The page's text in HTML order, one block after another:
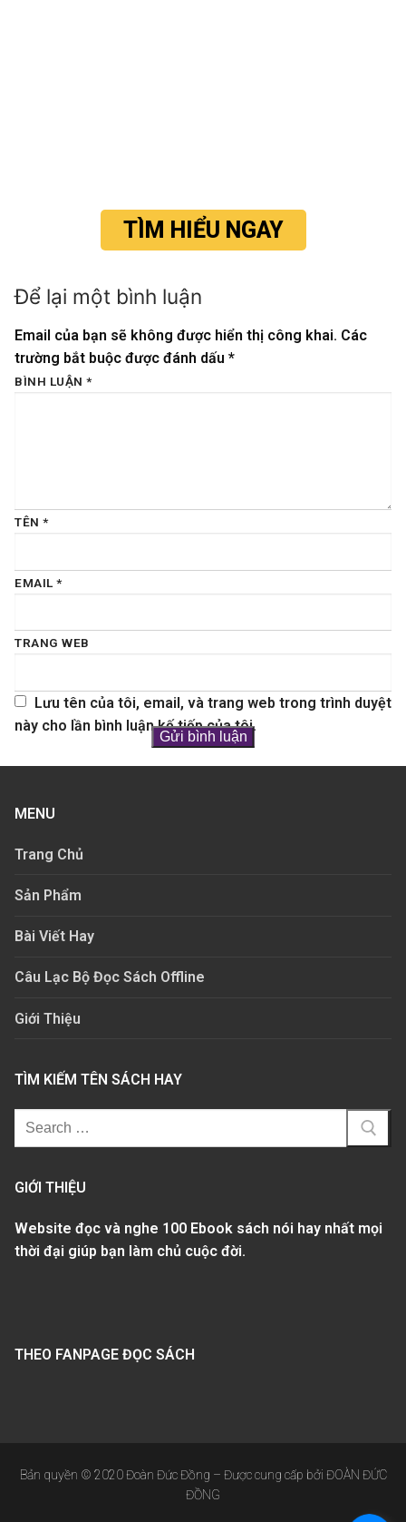
TÌM HIỂU NGAY
Để lại một bình luận
Email của bạn sẽ không được hiển thị công khai. Các
trường bắt buộc được đánh dấu *
BÌNH LUẬN *
TÊN *
EMAIL *
TRANG WEB
Lưu tên của tôi, email, và trang web trong trình duyệt
này cho lần bình luận kế tiếp của tôi.
MENU
Trang Chủ
Sản Phẩm
Bài Viết Hay
Câu Lạc Bộ Đọc Sách Offline
Giới Thiệu
TÌM KIẾM TÊN SÁCH HAY
GIỚI THIỆU
Website đọc và nghe 100 Ebook sách nói hay nhất mọi
thời đại giúp bạn làm chủ cuộc đời.
THEO FANPAGE ĐỌC SÁCH
Bản quyền © 2020 Đoàn Đức Đồng – Được cung cấp bởi ĐOÀN ĐỨC
ĐỒNG